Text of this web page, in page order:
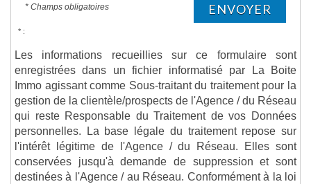
* Champs obligatoires ENVOYER
* :
Les informations recueillies sur ce formulaire sont
enregistrées dans un fichier informatisé par La Boite
Immo agissant comme Sous-traitant du traitement pour la
gestion de la clientèle/prospects de l'Agence / du Réseau
qui reste Responsable du Traitement de vos Données
personnelles. La base légale du traitement repose sur
l'intérêt légitime de l'Agence / du Réseau. Elles sont
conservées jusqu'à demande de suppression et sont
destinées à l'Agence / au Réseau. Conformément à la loi